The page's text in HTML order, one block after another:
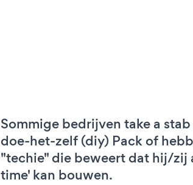
Sommige bedrijven take a
doe-het-zelf (diy) Pack of
"techie" die beweert dat hij/zij
time' kan bouwen.